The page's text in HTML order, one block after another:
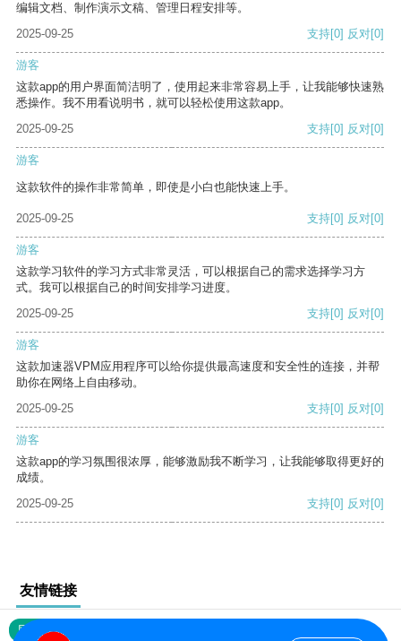
编辑文档、制作演示文稿、管理日程安排等。
2025-09-25
支持[0] 反对[0]
游客
这款app的用户界面简洁明了，使用起来非常容易上手，让我能够快速熟
悉操作。我不用看说明书，就可以轻松使用这款app。
2025-09-25
支持[0] 反对[0]
游客
这款软件的操作非常简单，即使是小白也能快速上手。
2025-09-25 支持[0] 反对[0]
游客
这款学习软件的学习方式非常灵活，可以根据自己的需求选择学习方
式。我可以根据自己的时间安排学习进度。
2025-09-25
支持[0] 反对[0]
游客
这款加速器VPM应用程序可以给你提供最高速度和安全性的连接，并帮
助你在网络上自由移动。
2025-09-25
支持[0] 反对[0]
游客
这款app的学习氛围很浓厚，能够激励我不断学习，让我能够取得更好的
成绩。
2025-09-25
支持[0] 反对[0]
友情链接
网站地图